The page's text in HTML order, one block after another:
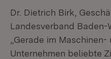
Dr. Dietrich Birk,
Landesverband
„Gerade im
Unternehmen beliebte